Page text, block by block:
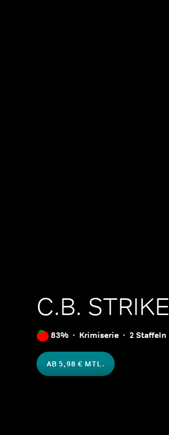
C.B. STRIKE
83% Krimiserie 2 Staffeln
AB 5,98 € MTL.